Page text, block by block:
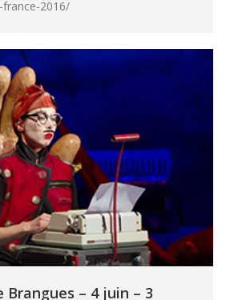
2016/
Brangues – 4 juin – 3